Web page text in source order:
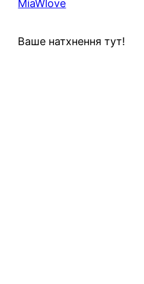
MiaWlove
Ваше натхнення тут!